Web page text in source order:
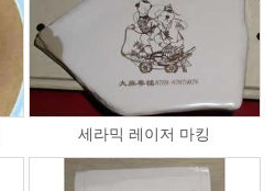
세라믹 레이저 마킹